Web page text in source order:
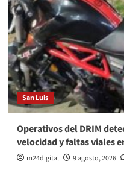
San Luis
Operativos del DRIM
velocidad y faltas viales
m24digital 9 agosto, 2026